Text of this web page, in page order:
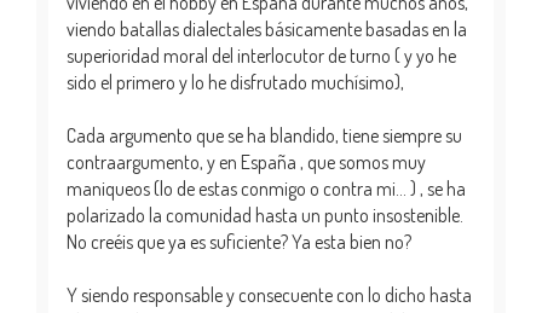
viendo batallas dialectales básicamente basadas en la
superioridad moral del interlocutor de turno ( y yo he
sido el primero y lo he disfrutado muchísimo),
Cada argumento que se ha blandido, tiene siempre su
contraargumento, y en España , que somos muy
maniqueos (lo de estas conmigo o contra mi... ) , se ha
polarizado la comunidad hasta un punto insostenible.
No creéis que ya es suficiente? Ya esta bien no?
Y siendo responsable y consecuente con lo dicho hasta